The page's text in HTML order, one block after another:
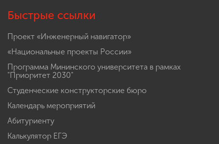
Быстрые ссылки
Проект «Инженерный навигатор»
«Национальные проекты России»
Программа Мининского университета в рамках
"Приоритет 2030"
Студенческие конструкторские бюро
Календарь мероприятий
Абитуриенту
Калькулятор ЕГЭ